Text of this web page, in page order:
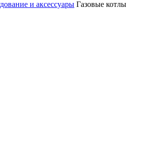
и аксессуары Газовые котлы